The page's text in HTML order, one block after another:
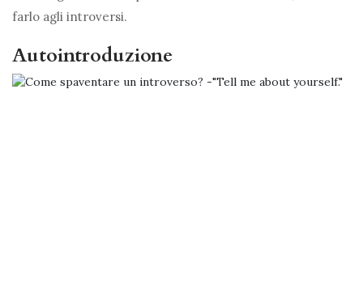
farlo agli introversi.
Autointroduzione